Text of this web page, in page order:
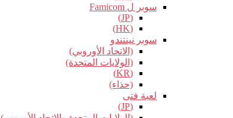
سوبر ل Famicom
(JP)
(HK)
سوبر نينتندو
(الاتحاد الأوروبي)
(الولايات المتحدة)
(KR)
(حذاء)
لعبة فتى
(JP)